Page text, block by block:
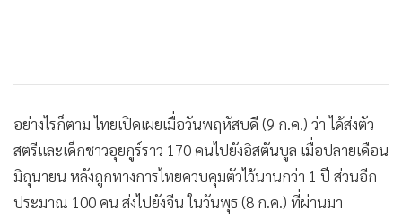
อย่างไรก็ตาม ไทยเปิดเผยเมื่อวันพฤหัสบดี (9 ก.ค.) ว่า ได้ส่งตัว
สตรีและเด็กชาวอุยกูร์ราว 170 คนไปยังอิสตันบูล เมื่อปลายเดือน
มิถุนายน หลังถูกทางการไทยควบคุมตัวไว้นานกว่า 1 ปี ส่วนอีก
ประมาณ 100 คน ส่งไปยังจีน ในวันพุธ (8 ก.ค.) ที่ผ่านมา